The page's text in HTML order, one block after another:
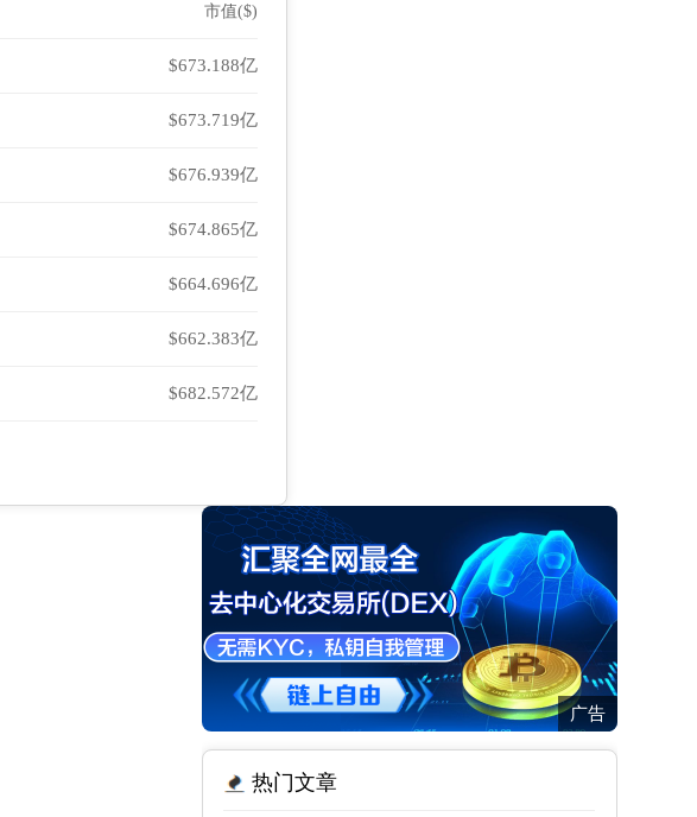
市值($)
$673.188亿
$673.719亿
$676.939亿
$674.865亿
$664.696亿
$662.383亿
$682.572亿
广告
热门文章